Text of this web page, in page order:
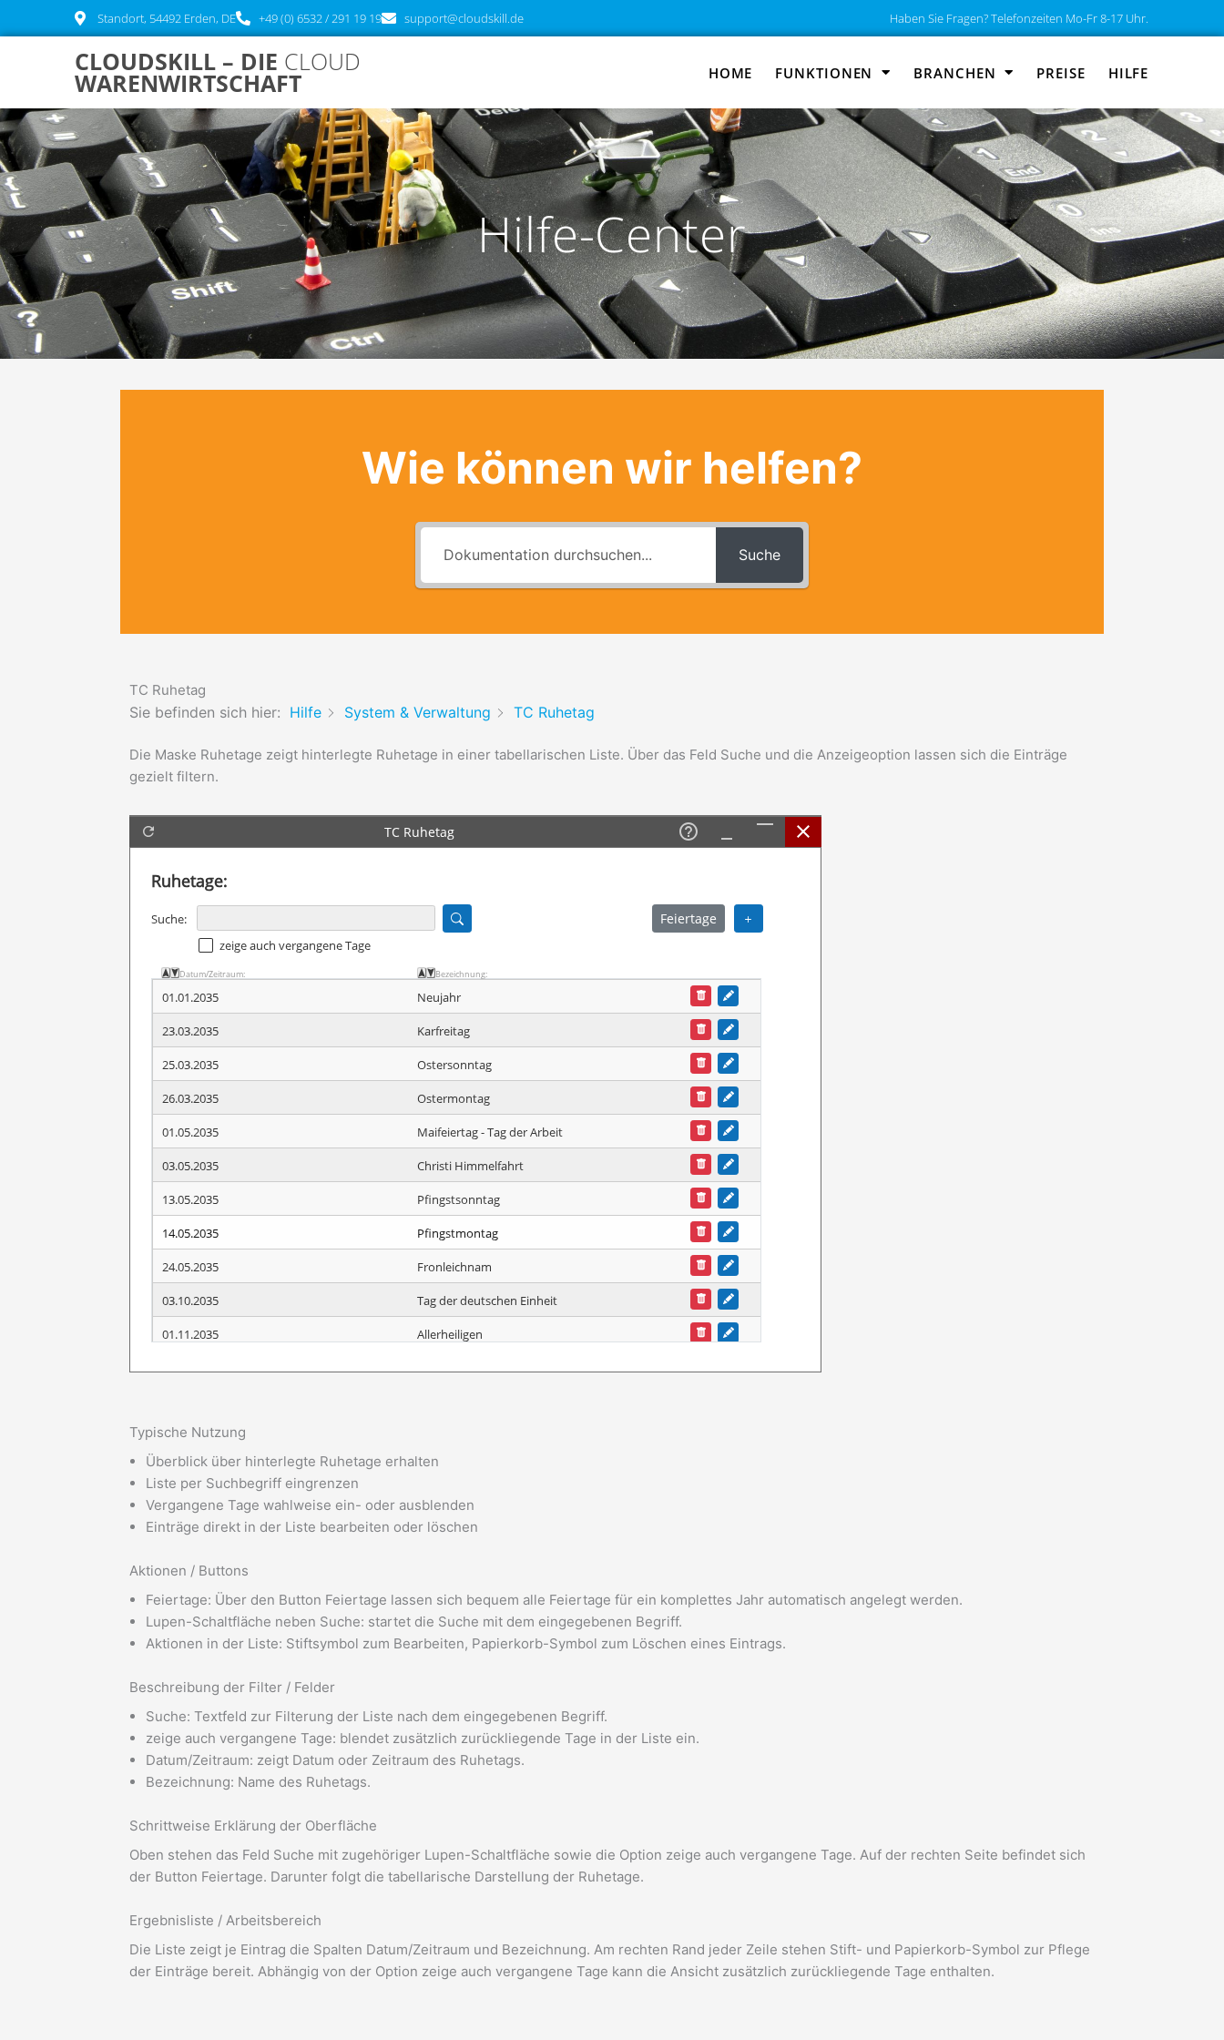
Inhalt
Standort, 54492 Erden, DE +49 (0) 6532 / 291 19 19 support@cloudskill.de Haben Sie Fragen? Telefonzeiten Mo-Fr 8-17 Uhr.
CLOUDSKILL – DIE CLOUD
WARENWIRTSCHAFT HOME FUNKTIONEN BRANCHEN PREISE HILFE
Hilfe-Center
Wie können wir helfen?
Suche
TC Ruhetag
Sie befinden sich hier: Hilfe System & Verwaltung TC Ruhetag
Die Maske Ruhetage zeigt hinterlegte Ruhetage in einer tabellarischen Liste. Über das Feld Suche und die Anzeigeoption lassen sich die Einträge
gezielt filtern.
Typische Nutzung
Überblick über hinterlegte Ruhetage erhalten
Liste per Suchbegriff eingrenzen
Vergangene Tage wahlweise ein- oder ausblenden
Einträge direkt in der Liste bearbeiten oder löschen
Aktionen / Buttons
Feiertage: Über den Button Feiertage lassen sich bequem alle Feiertage für ein komplettes Jahr automatisch angelegt werden.
Lupen-Schaltfläche neben Suche: startet die Suche mit dem eingegebenen Begriff.
Aktionen in der Liste: Stiftsymbol zum Bearbeiten, Papierkorb-Symbol zum Löschen eines Eintrags.
Beschreibung der Filter / Felder
Suche: Textfeld zur Filterung der Liste nach dem eingegebenen Begriff.
zeige auch vergangene Tage: blendet zusätzlich zurückliegende Tage in der Liste ein.
Datum/Zeitraum: zeigt Datum oder Zeitraum des Ruhetags.
Bezeichnung: Name des Ruhetags.
Schrittweise Erklärung der Oberfläche
Oben stehen das Feld Suche mit zugehöriger Lupen-Schaltfläche sowie die Option zeige auch vergangene Tage. Auf der rechten Seite befindet sich
der Button Feiertage. Darunter folgt die tabellarische Darstellung der Ruhetage.
Ergebnisliste / Arbeitsbereich
Die Liste zeigt je Eintrag die Spalten Datum/Zeitraum und Bezeichnung. Am rechten Rand jeder Zeile stehen Stift- und Papierkorb-Symbol zur Pflege
der Einträge bereit. Abhängig von der Option zeige auch vergangene Tage kann die Ansicht zusätzlich zurückliegende Tage enthalten.